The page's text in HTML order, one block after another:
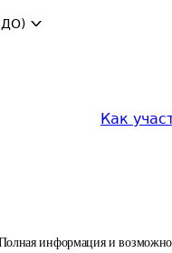
Как
информация и